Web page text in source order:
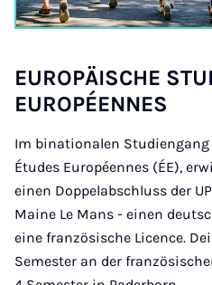
EUROPÄIS­CHE
EUROPÉENNES
Im binationalen
Études Européennes (ÉE),
einen Doppelabschluss der
Maine Le Mans - einen
eine französische Licence.
Semester an der